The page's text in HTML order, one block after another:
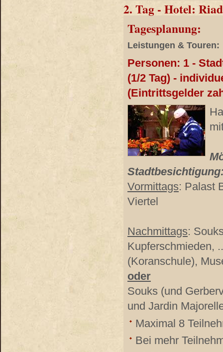
2. Tag - Hotel:
Tagesplanung:
Leistungen & Touren:
Personen: 1 -
(1/2 Tag) -
(Eintrittsgelder
Vormittags: Palast
Viertel
Nachmittags:
Kupferschmieden,
(Koranschule),
oder
Souks (und
und Jardin
Maximal 8
Bei mehr